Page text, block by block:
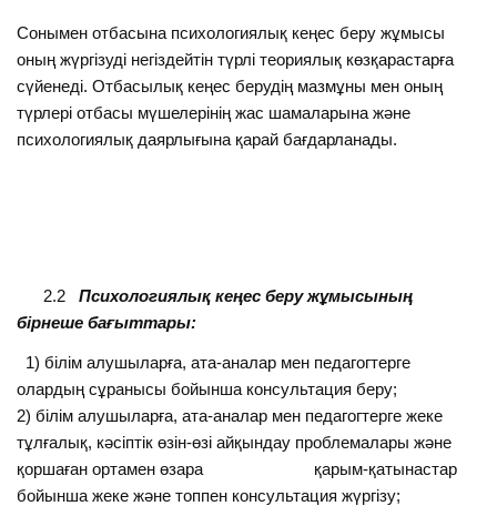
Сонымен отбасына психологиялық кеңес беру жұмысы
оның жүргізуді негіздейтін түрлі теориялық көзқарастарға
сүйенеді. Отбасылық кеңес берудің мазмұны мен оның
түрлері отбасы мүшелерінің жас шамаларына және
психологиялық даярлығына қарай бағдарланады.
2.2Психологиялық кеңес беру жұмысының
бірнеше бағыттары:
1) білім алушыларға, ата-аналар мен педагогтерге
олардың сұранысы бойынша консультация беру;
2) білім алушыларға, ата-аналар мен педагогтерге жеке
тұлғалық, кәсіптік өзін-өзі айқындау проблемалары және
қоршаған ортамен өзара қарым-қатынастар
бойынша жеке және топпен консультация жүргізу;